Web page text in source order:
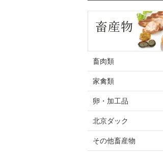
畜肉類
家禽類
卵・加工品
北京ダック
その他畜産物